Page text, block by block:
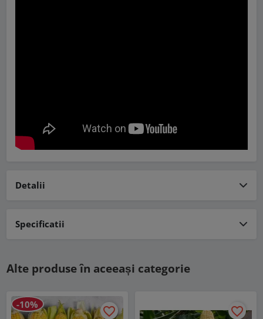
Detalii
Specificatii
Alte produse în aceeași categorie
favorite_border
-10%
favorite_border